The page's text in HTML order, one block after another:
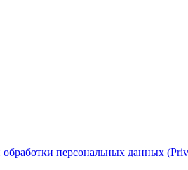
персональных данных